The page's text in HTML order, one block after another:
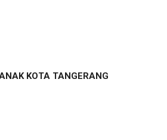
KOTA TANGERANG